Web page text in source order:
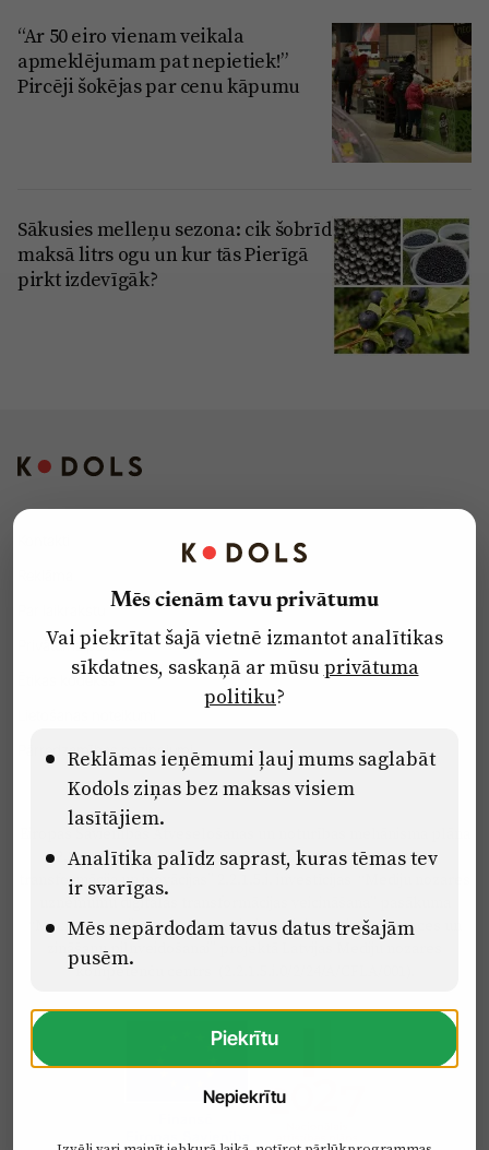
“Ar 50 eiro vienam veikala
apmeklējumam pat nepietiek!”
Pircēji šokējas par cenu kāpumu
Sākusies melleņu sezona: cik šobrīd
maksā litrs ogu un kur tās Pierīgā
pirkt izdevīgāk?
Privātuma politika
Ētikas kodekss
Pārredzamības paziņojumi
Eiropas Savienības Atveseļošanas un noturības mehānisma plāna
2.2. reformu un investīciju virziena “Uzņēmumu digitālā
transformācija un inovācijas” 2.2.1.5.i. investīcijas “Mediju nozares
uzņēmumu digitālās transformācijas veicināšana” pasākuma
“Mācības mediju nozares speciālistu digitālās kompetences un
zināšanu pilnveidošanai” projektā Latvijas Mediju nozares
kompetenču centrs (2.2.1.5.i.0/2/24/A/CFLA/001).
Mēs cienām tavu privātumu
Vai piekrītat šajā vietnē izmantot analītikas
sīkdatnes, saskaņā ar mūsuprivātuma
politiku?
Reklāmas ieņēmumi ļauj mums saglabāt
Kodols ziņas bez maksas visiem
lasītājiem.
Analītika palīdz saprast, kuras tēmas tev
ir svarīgas.
Mēs nepārdodam tavus datus trešajām
pusēm.
Piekrītu
Nepiekrītu